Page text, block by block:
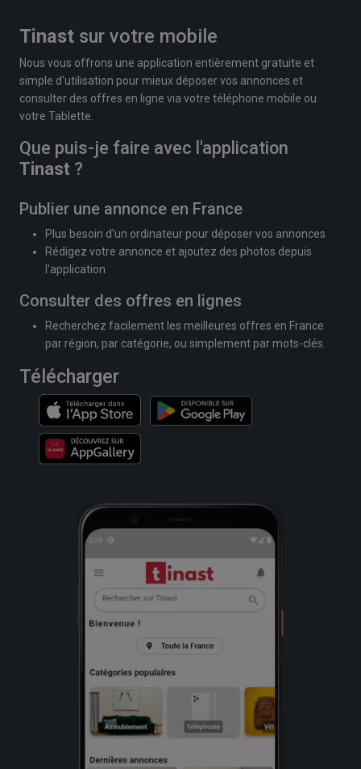
Tinast sur votre mobile
Nous vous offrons une application entièrement gratuite et
simple d'utilisation pour mieux déposer vos annonces et
consulter des offres en ligne via votre téléphone mobile ou
votre Tablette.
Que puis-je faire avec l'application
Tinast ?
Publier une annonce en France
Plus besoin d'un ordinateur pour déposer vos annonces
Rédigez votre annonce et ajoutez des photos depuis
l'application
Consulter des offres en lignes
Recherchez facilement les meilleures offres en France
par région, par catégorie, ou simplement par mots-clés.
Télécharger